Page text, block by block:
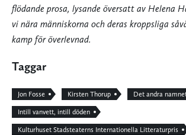
flödande prosa, lysande översatt av Helena
vi nära människorna och deras kroppsliga
kamp för överlevnad.
Taggar
Jon Fosse Kirsten Thorup Det andra
Intill vanvett, intill döden
Kulturhuset Stadsteaterns Internationella Litteraturpris